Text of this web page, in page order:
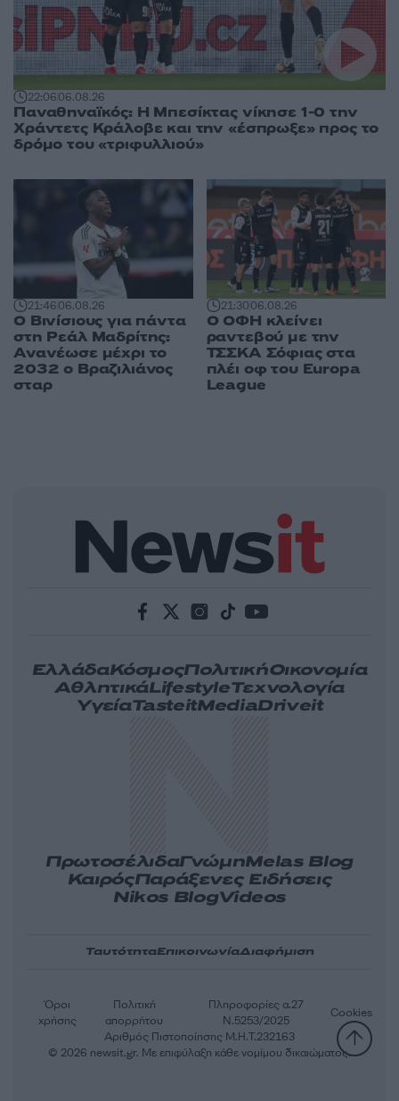
22:0606.08.26
Παναθηναϊκός: Η Μπεσίκτας νίκησε 1-0 την
Χράντετς Κράλοβε και την «έσπρωξε» προς το
δρόμο του «τριφυλλιού»
21:4606.08.26
Ο Βινίσιους για πάντα
στη Ρεάλ Μαδρίτης:
Ανανέωσε μέχρι το
2032 ο Βραζιλιάνος
σταρ
21:3006.08.26
Ο ΟΦΗ κλείνει
ραντεβού με την
ΤΣΣΚΑ Σόφιας στα
πλέι οφ του Europa
League
ΕλλάδαΚόσμοςΠολιτικήΟικονομία
ΑθλητικάLifestyleΤεχνολογία
ΥγείαTasteitMediaDriveit
ΠρωτοσέλιδαΓνώμηMelas Blog
ΚαιρόςΠαράξενες Ειδήσεις
Nikos BlogVideos
ΤαυτότηταΕπικοινωνίαΔιαφήμιση
Αριθμός Πιστοποίησης Μ.Η.Τ.232163
Όροι
χρήσης
Πολιτική
απορρήτου
Πληροφορίες α.27
Ν.5253/2025
Cookies
© 2026 newsit.gr. Με επιφύλαξη κάθε νομίμου δικαιώματος.